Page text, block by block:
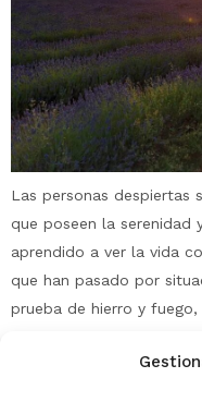
Las personas despiertas
que poseen la serenidad
aprendido a ver la vida
que han pasado por
prueba de hierro y